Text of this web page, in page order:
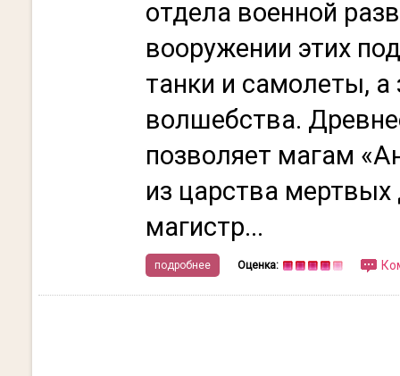
отдела военной
вооружении этих
танки и самолеты,
волшебства.
позволяет магам
из царства мертвых
магистр...
подробнее Оценка: